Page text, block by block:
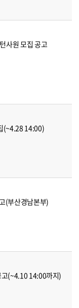
사원 모집 공고
(~4.28 14:00)
(부산경남본부)
고(~4.10 14:00까지)